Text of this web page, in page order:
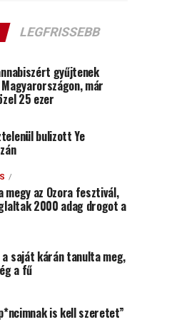
LEGFRISSEBB
gyűjtenek
már
25 ezer
bulizott Ye
megy az Ozora fesztivál,
2000 adag drogot a
a saját kárán tanulta meg,
a fű
is kell szeretet”